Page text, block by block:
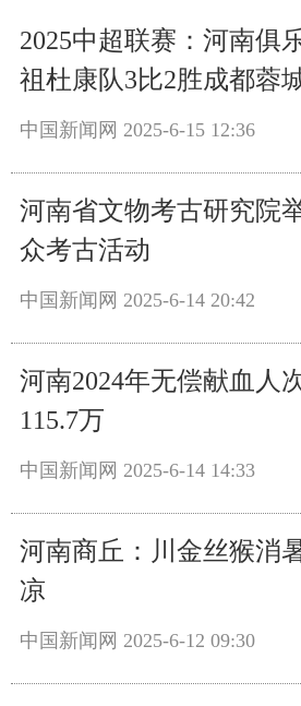
2025中超联赛：河南俱
祖杜康队3比2胜成都蓉
中国新闻网 2025-6-15 12:36
河南省文物考古研究院
众考古活动
中国新闻网 2025-6-14 20:42
河南2024年无偿献血人
115.7万
中国新闻网 2025-6-14 14:33
河南商丘：川金丝猴消
凉
中国新闻网 2025-6-12 09:30